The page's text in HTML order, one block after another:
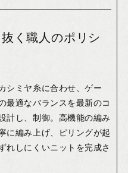
く職人のポリシ
シミヤ糸に合わせ、ゲー
最適なバランスを最新のコ
計し、制御。高機能の編み
に編み上げ、ピリングが起
れしにくいニットを完成さ